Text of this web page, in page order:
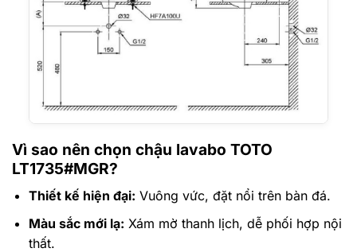
Vì sao nên chọn chậu lavabo TOTO
LT1735#MGR?
Thiết kế hiện đại: Vuông vức, đặt nổi trên bàn đá.
Màu sắc mới lạ: Xám mờ thanh lịch, dễ phối hợp nội
thất.